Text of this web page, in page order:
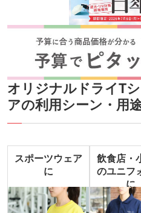
オリジナルドライT
アの利用シーン・用
スポーツウェア
に
飲食店・
のユニフ
に